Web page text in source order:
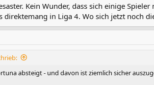
Kein Wunder, dass sich einige
direktemang in Liga 4. Wo sich jetzt noch
absteigt - und davon ist ziemlich sicher